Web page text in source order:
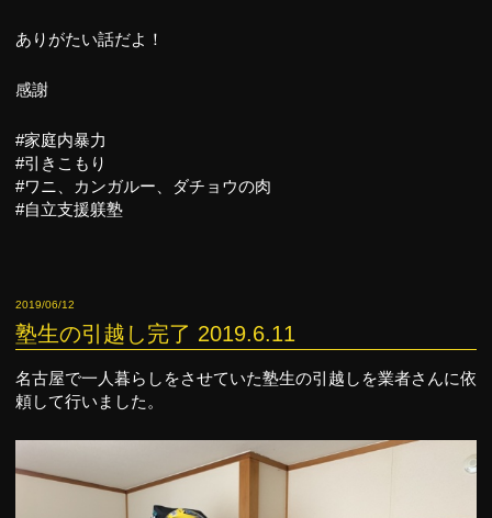
ありがたい話だよ！
感謝
#家庭内暴力
#引きこもり
#ワニ、カンガルー、ダチョウの肉
#自立支援躾塾
2019/06/12
塾生の引越し完了 2019.6.11
名古屋で一人暮らしをさせていた塾生の引越しを業者さんに依
頼して行いました。